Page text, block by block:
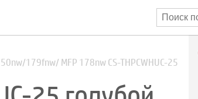
179fnw/ MFP 178nw CS-THPCWHUC-25